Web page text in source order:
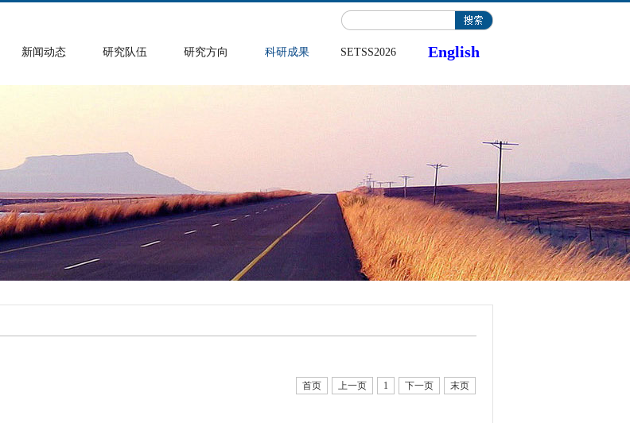
English
新闻动态 研究队伍 研究方向 科研成果 SETSS2026
首页 上一页 1 下一页 末页